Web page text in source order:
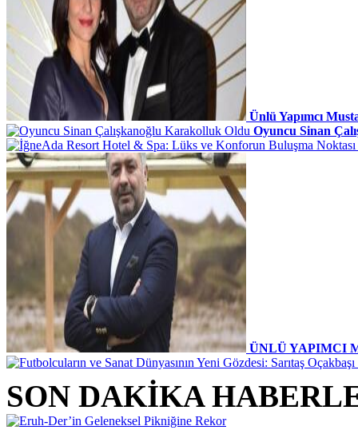
Ünlü Yapımcı
Oyuncu Sinan
ÜNLÜ YAPIMCI
SON DAKİKA